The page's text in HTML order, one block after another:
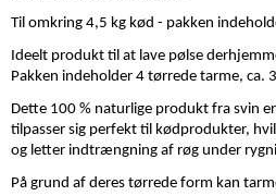
Til omkring 4,5 kg kød - pakken
Ideelt produkt til at lave pølse
Pakken indeholder 4 tørrede tarme, ca.
Dette 100 % naturlige produkt fra svin
tilpasser sig perfekt til kødprodukter,
og letter indtrængning af røg under
På grund af deres tørrede form kan